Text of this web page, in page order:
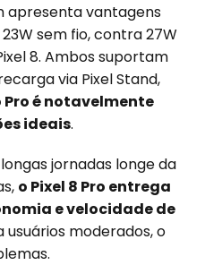
vantagens
sem fio, contra 27W
8. Ambos suportam
via Pixel Stand,
é notavelmente
ideais.
jornadas longe da
o Pixel 8 Pro entrega
e velocidade de
usuários moderados, o